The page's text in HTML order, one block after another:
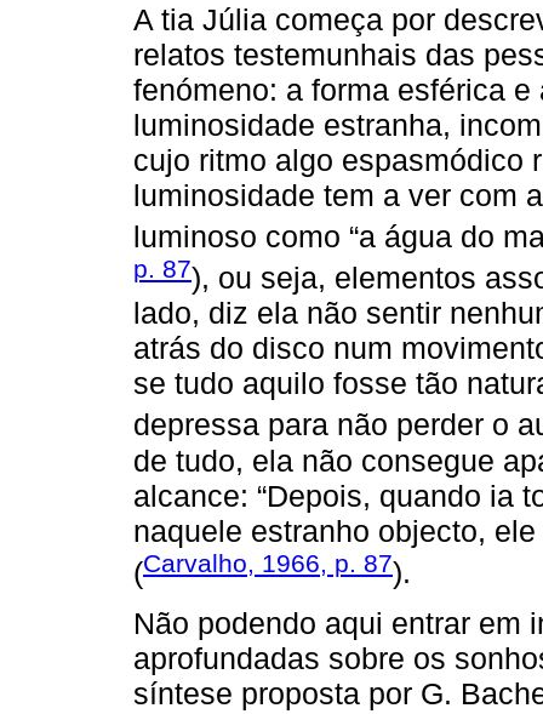
A tia Júlia começa por
relatos testemunhais das
fenómeno: a forma esférica
luminosidade estranha,
cujo ritmo algo espasmódico
luminosidade tem a ver com
luminoso como “a água do
p. 87), ou seja, elementos
lado, diz ela não sentir
atrás do disco num
se tudo aquilo fosse tão
depressa para não perder o
de tudo, ela não consegue
alcance: “Depois, quando ia
naquele estranho objecto,
(Carvalho, 1966, p. 87).
Não podendo aqui entrar em
aprofundadas sobre os
síntese proposta por G.